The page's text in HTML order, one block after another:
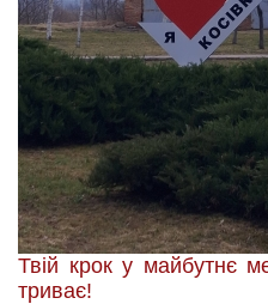
Твій крок у майбутнє
триває!